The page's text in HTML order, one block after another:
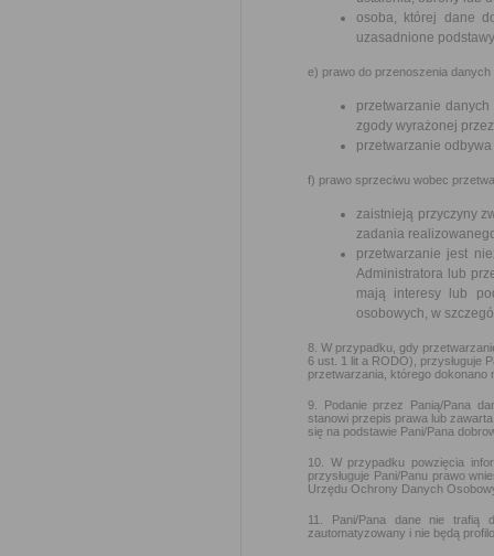
osoba, której dane
uzasadnione
e) prawo do przenoszenia danych
przetwarzanie
zgody wyrażonej
przetwarzanie
f) prawo sprzeciwu wobec
zaistnieją przyczyny
zadania
przetwarzanie jest
Administratora lub
mają interesy lub
osobowych, w
8. W przypadku, gdy
6 ust. 1 lit a RODO), przysługuje
przetwarzania, którego dokonano
9. Podanie przez Panią/Pana
stanowi przepis prawa lub
się na podstawie Pani/Pana
10. W przypadku powzięcia
przysługuje Pani/Panu prawo
Urzędu Ochrony Danych
11. Pani/Pana dane nie trafią
zautomatyzowany i nie będą